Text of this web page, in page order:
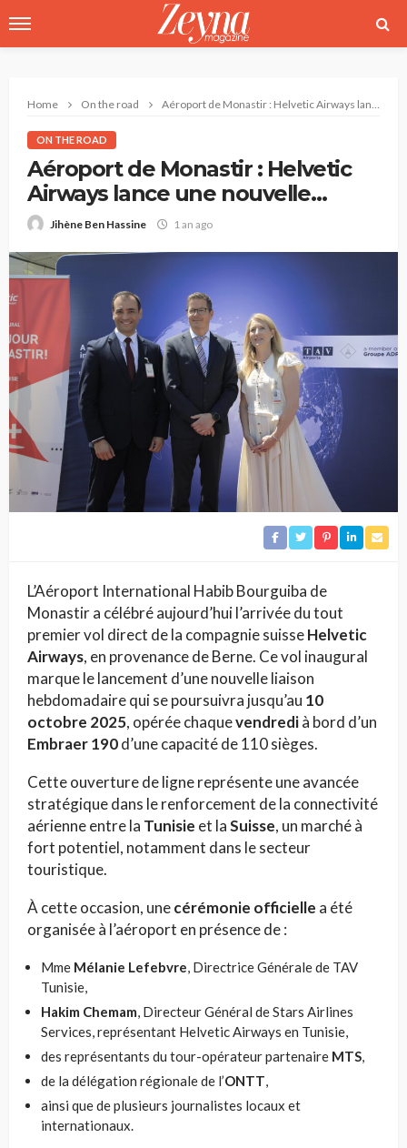
Home On the road Aéroport de Monastir : Helvetic Airways lance une nouvelle liaison directe depuis Berne
ON THE ROAD
Aéroport de Monastir : Helvetic
Airways lance une nouvelle
liaison directe depuis Berne
Jihène Ben Hassine 1 an ago
L’Aéroport International Habib Bourguiba de
Monastir a célébré aujourd’hui l’arrivée du tout
premier vol direct de la compagnie suisseHelvetic
Airways, en provenance de Berne. Ce vol inaugural
marque le lancement d’une nouvelle liaison
hebdomadaire qui se poursuivra jusqu’au 10
octobre 2025, opérée chaquevendredià bord d’un
Embraer 190d’une capacité de 110 sièges.
Cette ouverture de ligne représente une avancée
stratégique dans le renforcement de la connectivité
aérienne entre la Tunisie et laSuisse, un marché à
fort potentiel, notamment dans le secteur
touristique.
À cette occasion, unecérémonie officielle a été
organisée à l’aéroport en présence de :
Mme Mélanie Lefebvre, Directrice Générale de TAV
Tunisie,
Hakim Chemam, Directeur Général de Stars Airlines
Services, représentant Helvetic Airways en Tunisie,
des représentants du tour-opérateur partenaire MTS,
de la délégation régionale de l’ONTT,
ainsi que de plusieurs journalistes locaux et
internationaux.